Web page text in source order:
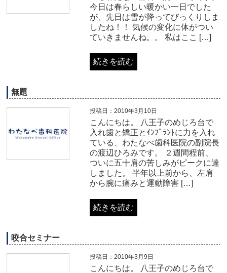
今日は春らしい暖かい一日でした
が、先日は雪が降ってびっくりしま
したね！！ 気候の変化に体がつい
ていきませんね。。 私はここ […]
続きを読む
無題
投稿日：2010年3月10日
こんにちは。 八王子のめじろ台で
入れ歯と矯正とｲﾝﾌﾟﾗﾝﾄに力を入れ
ている、わたなべ歯科医院の副院長
の渡辺ひろみです。 ２週間程前、
ついに五十肩の苦しみがピークに達
しました。 半年以上前から、左肩
から腕に痛みと運動障害 […]
続きを読む
咬合セミナー
投稿日：2010年3月9日
こんにちは。 八王子のめじろ台で